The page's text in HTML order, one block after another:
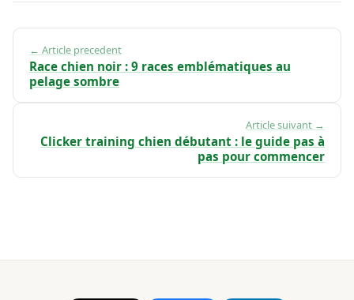
← Article precedent
Race chien noir : 9 races emblématiques au
pelage sombre
Article suivant →
Clicker training chien débutant : le guide pas à
pas pour commencer